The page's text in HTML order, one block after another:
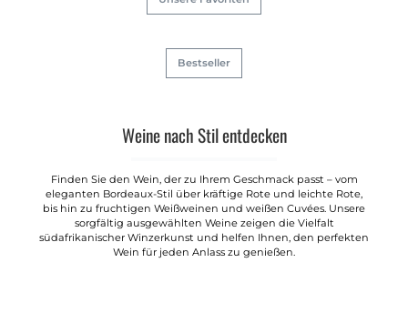
Bestseller
Weine nach Stil entdecken
Finden Sie den Wein, der zu Ihrem Geschmack passt – vom
eleganten Bordeaux-Stil über kräftige Rote und leichte Rote,
bis hin zu fruchtigen Weißweinen und weißen Cuvées. Unsere
sorgfältig ausgewählten Weine zeigen die Vielfalt
südafrikanischer Winzerkunst und helfen Ihnen, den perfekten
Wein für jeden Anlass zu genießen.